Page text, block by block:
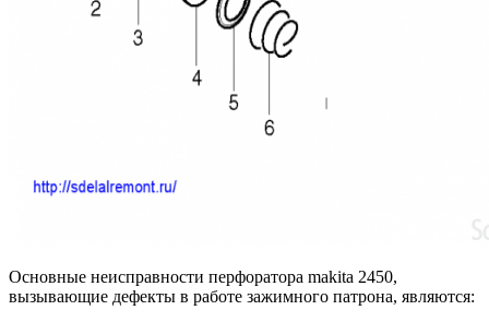
Основные неисправности перфоратора makita 2450,
вызывающие дефекты в работе зажимного патрона, являются: